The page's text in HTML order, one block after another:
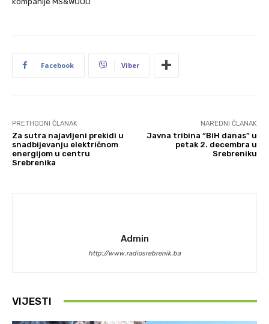
Facebook Viber
PRETHODNI ČLANAK
Za sutra najavljeni prekidi u
snadbijevanju električnom
energijom u centru
Srebrenika
NAREDNI ČLANAK
Javna tribina “BiH danas” u
petak 2. decembra u
Srebreniku
Admin
http://www.radiosrebrenik.ba
VIJESTI